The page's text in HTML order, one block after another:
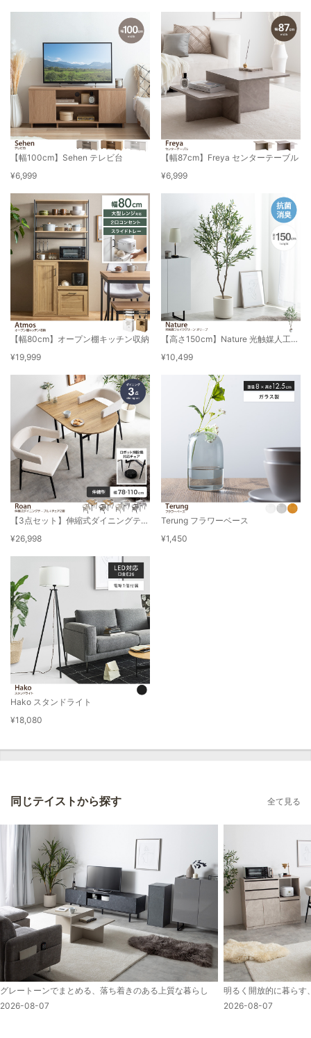
【幅100cm】Sehen テレビ台
¥6,999
【幅87cm】Freya センターテーブル
¥6,999
【幅80cm】オープン棚キッチン収納
¥19,999
【高さ150cm】Nature 光触媒人工観葉植物 オリーブ
¥10,499
【3点セット】伸縮式ダイニングテーブル+チェア2脚
¥26,998
Terung フラワーベース
¥1,450
Hako スタンドライト
¥18,080
同じテイストから探す 全て見る
グレートーンでまとめる、落ち着きのある上質な暮らし
2026-08-07
明るく開放的に暮らす
2026-08-07